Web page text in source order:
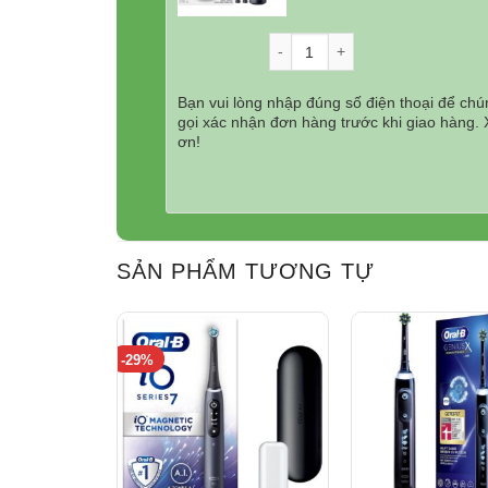
Dùng bàn chải điện Oral-B iO không chỉ cải
bàn chải điện thông thường, mà nó còn mang
Bạn vui lòng nhập đúng số điện thoại để
gọi xác nhận đơn hàng trước khi giao hàng.
ơn!
SẢN PHẨM TƯƠNG TỰ
-29%